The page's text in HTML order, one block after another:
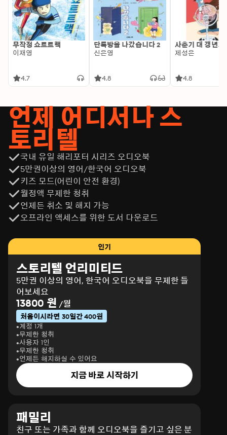
무작정 쇼트트랙
이재영
4.7
단톡방을 나갔습니다 2
신은영
4.8
사춘기 대 갱년기
제성은
4.8
언제 어디서나 스
토리텔
국내 유일 해리포터 시리즈 오디오북
5만권이상의 영어/한국어 오디오북
키즈 모드(어린이 안전 환경)
월정액 무제한 청취
언제든 취소 및 해지 가능
오프라인 액세스를 위한 도서 다운로드
인기
스토리텔 언리미티드
5만권 이상의 영어, 한국어 오디오북을 무제한 들
어보세요
13800 원 /월
처음이시라면 30일간 400원
계정 1개
무제한 청취
사용자 1인
무제한 청취
언제든 해지하실 수 있어요
지금 바로 시작하기
패밀리
친구 또는 가족과 함께 오디오북을 즐기고 싶은 분